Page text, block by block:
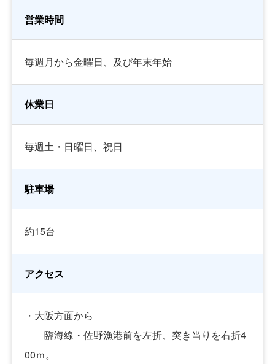
営業時間
毎週月から金曜日、及び年末年始
休業日
毎週土・日曜日、祝日
駐車場
約15台
アクセス
・大阪方面から
臨海線・佐野漁港前を左折、突き当りを右折4
00ｍ。